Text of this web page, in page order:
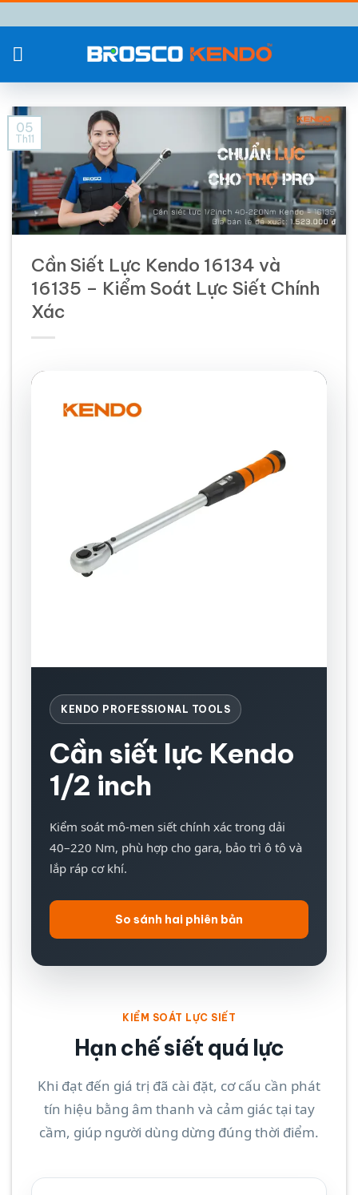
đến
nội
05
Th11
Cần Siết Lực Kendo 16134 và
16135 – Kiểm Soát Lực Siết Chính
Xác
KENDO PROFESSIONAL TOOLS
Cần siết lực Kendo
1/2 inch
Kiểm soát mô-men siết chính xác trong dải
40–220 Nm, phù hợp cho gara, bảo trì ô tô và
lắp ráp cơ khí.
So sánh hai phiên bản
KIỂM SOÁT LỰC SIẾT
Hạn chế siết quá lực
Khi đạt đến giá trị đã cài đặt, cơ cấu cần phát
tín hiệu bằng âm thanh và cảm giác tại tay
cầm, giúp người dùng dừng đúng thời điểm.